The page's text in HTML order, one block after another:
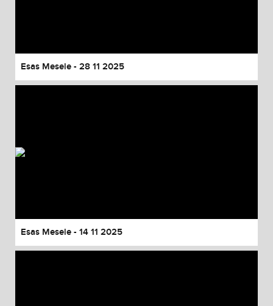
Esas Mesele - 28 11 2025
Esas Mesele - 14 11 2025